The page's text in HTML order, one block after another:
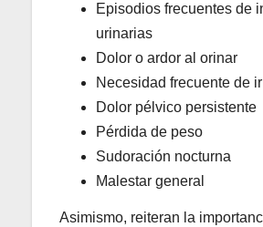
Episodios frecuentes de
urinarias
Dolor o ardor al orinar
Necesidad frecuente de
Dolor pélvico persistente
Pérdida de peso
Sudoración nocturna
Malestar general
Asimismo, reiteran la